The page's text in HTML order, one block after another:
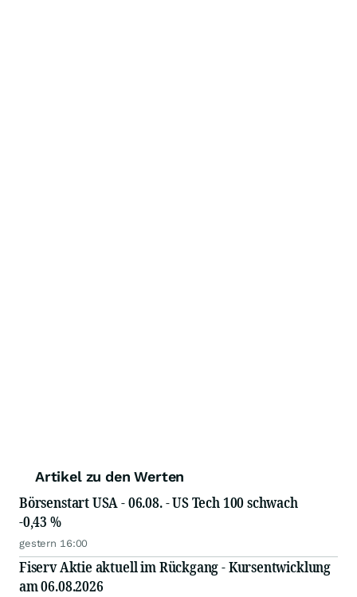
Artikel zu den Werten
Börsenstart USA - 06.08. - US Tech 100 schwach
-0,43 %
gestern 16:00
Fiserv Aktie aktuell im Rückgang - Kursentwicklung
am 06.08.2026